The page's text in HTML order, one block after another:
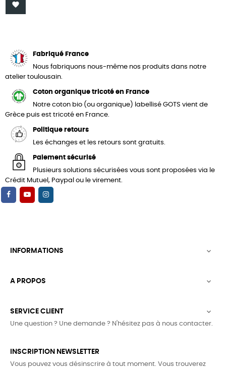

Fabriqué France
Nous fabriquons nous-même nos produits dans notre
atelier toulousain.
Coton organique tricoté en France
Notre coton bio (ou organique) labellisé GOTS vient de
Grèce puis est tricoté en France.
Politique retours
Les échanges et les retours sont gratuits.
Paiement sécurisé
Plusieurs solutions sécurisées vous sont proposées via le
Crédit Mutuel, Paypal ou le virement.
INFORMATIONS 
A PROPOS 
SERVICE CLIENT 
Une question ? Une demande ? N'hésitez pas à nous contacter.
INSCRIPTION NEWSLETTER
Vous pouvez vous désinscrire à tout moment. Vous trouverez